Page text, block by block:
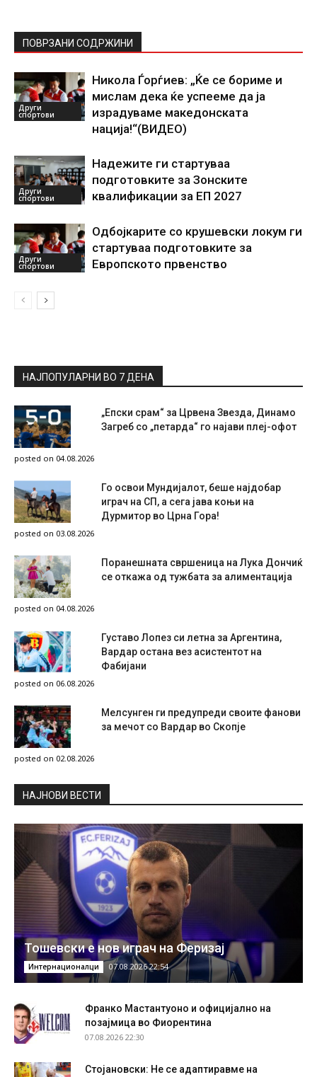
ПОВРЗАНИ СОДРЖИНИ
Други
спортови
Никола Ѓорѓиев: „Ќе се бориме и
мислам дека ќе успееме да ја
израдуваме македонската
нација!“(ВИДЕО)
Други
спортови
Надежите ги стартуваа
подготовките за Зонските
квалификации за ЕП 2027
Други
спортови
Одбојкарите со крушевски локум ги
стартуваа подготовките за
Европското првенство
НАЈПОПУЛАРНИ ВО 7 ДЕНА
„Епски срам“ за Црвена Звезда, Динамо
Загреб со „петарда“ го најави плеј-офот
posted on 04.08.2026
Го освои Мундијалот, беше најдобар
играч на СП, а сега јава коњи на
Дурмитор во Црна Гора!
posted on 03.08.2026
Поранешната свршеница на Лука Дончиќ
се откажа од тужбата за алиментација
posted on 04.08.2026
Густаво Лопез си летна за Аргентина,
Вардар остана вез асистентот на
Фабијани
posted on 06.08.2026
Мелсунген ги предупреди своите фанови
за мечот со Вардар во Скопје
posted on 02.08.2026
НAЈНОВИ ВЕСТИ
Тошевски е нов играч на Феризај
Интернационалци 07.08.2026 22:54
Франко Мастантуоно и официјално на
позајмица во Фиорентина
07.08.2026 22:30
Стојановски: Не се адаптиравме на